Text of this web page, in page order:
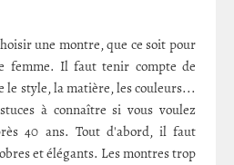
une montre, que ce soit pour
femme. Il faut tenir compte de
le style, la matière, les couleurs...
à connaître si vous voulez
40 ans. Tout d'abord, il faut
et élégants. Les montres trop